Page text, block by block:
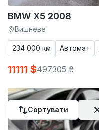
BMW X5 2008
Вишневе
234 000 км Автомат
11111 $497305 ₴
Сортувати